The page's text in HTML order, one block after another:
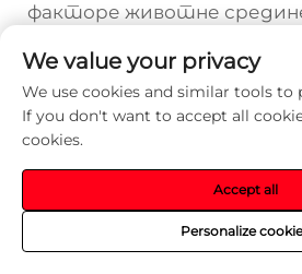
факторе животне
током реалног коришћења.
Često postavljana
Које је
својство за свеже
блистер
Најкритичније својство
We value your privacy
We use cookies and similar tools to
If you don't want to accept all
cookies.
Personalize
Accept all